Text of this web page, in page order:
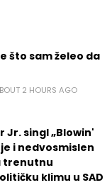
što sam želeo da
2 HOURS AGO
Jr. singl „Blowin'
i nedvosmislen
trenutnu
klimu u SAD